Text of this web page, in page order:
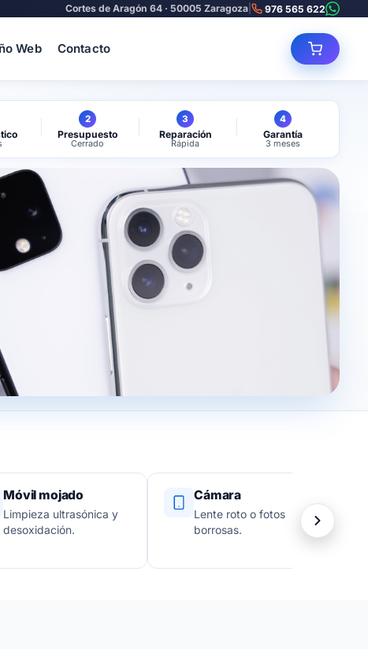
Cortes de Aragón 64 · 50005 Zaragoza 976 565 622
Web Contacto
2
Presupuesto
Cerrado
3
Reparación
Rápida
4
Garantía
3 meses
Móvil mojado
Limpieza ultrasónica y
desoxidación.
Cámara
Lente roto o fotos
borrosas.